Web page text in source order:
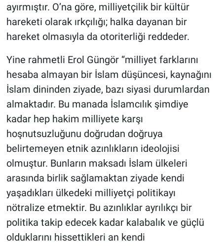
ayırmıştır. O’na göre, milliyetçilik bir kültür
hareketi olarak ırkçılığı; halka dayanan bir
hareket olmasıyla da otoriterliği reddeder.
Yine rahmetli Erol Güngör “milliyet farklarını
hesaba almayan bir İslam düşüncesi, kaynağını
İslam dininden ziyade, bazı siyasi durumlardan
almaktadır. Bu manada İslamcılık şimdiye
kadar hep hakim milliyete karşı
hoşnutsuzluğunu doğrudan doğruya
belirtemeyen etnik azınlıkların ideolojisi
olmuştur. Bunların maksadı İslam ülkeleri
arasında birlik sağlamaktan ziyade kendi
yaşadıkları ülkedeki milliyetçi politikayı
nötralize etmektir. Bu azınlıklar ayrılıkçı bir
politika takip edecek kadar kalabalık ve güçlü
olduklarını hissettikleri an kendi